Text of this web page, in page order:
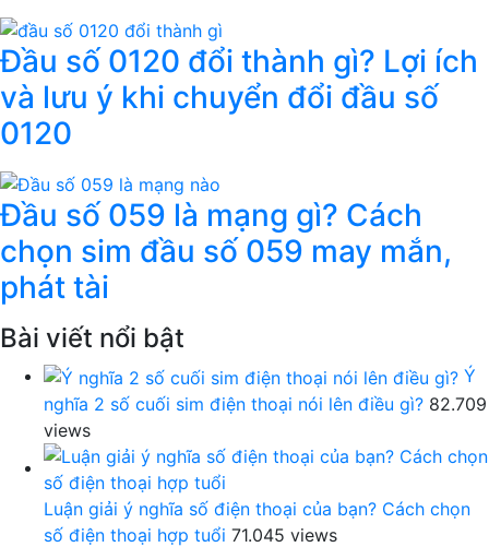
Đầu số 0120 đổi thành gì? Lợi ích
và lưu ý khi chuyển đổi đầu số
0120
Đầu số 059 là mạng gì? Cách
chọn sim đầu số 059 may mắn,
phát tài
Bài viết nổi bật
Ý
nghĩa 2 số cuối sim điện thoại nói lên điều gì? 82.709
views
Luận giải ý nghĩa số điện thoại của bạn? Cách chọn
số điện thoại hợp tuổi 71.045 views